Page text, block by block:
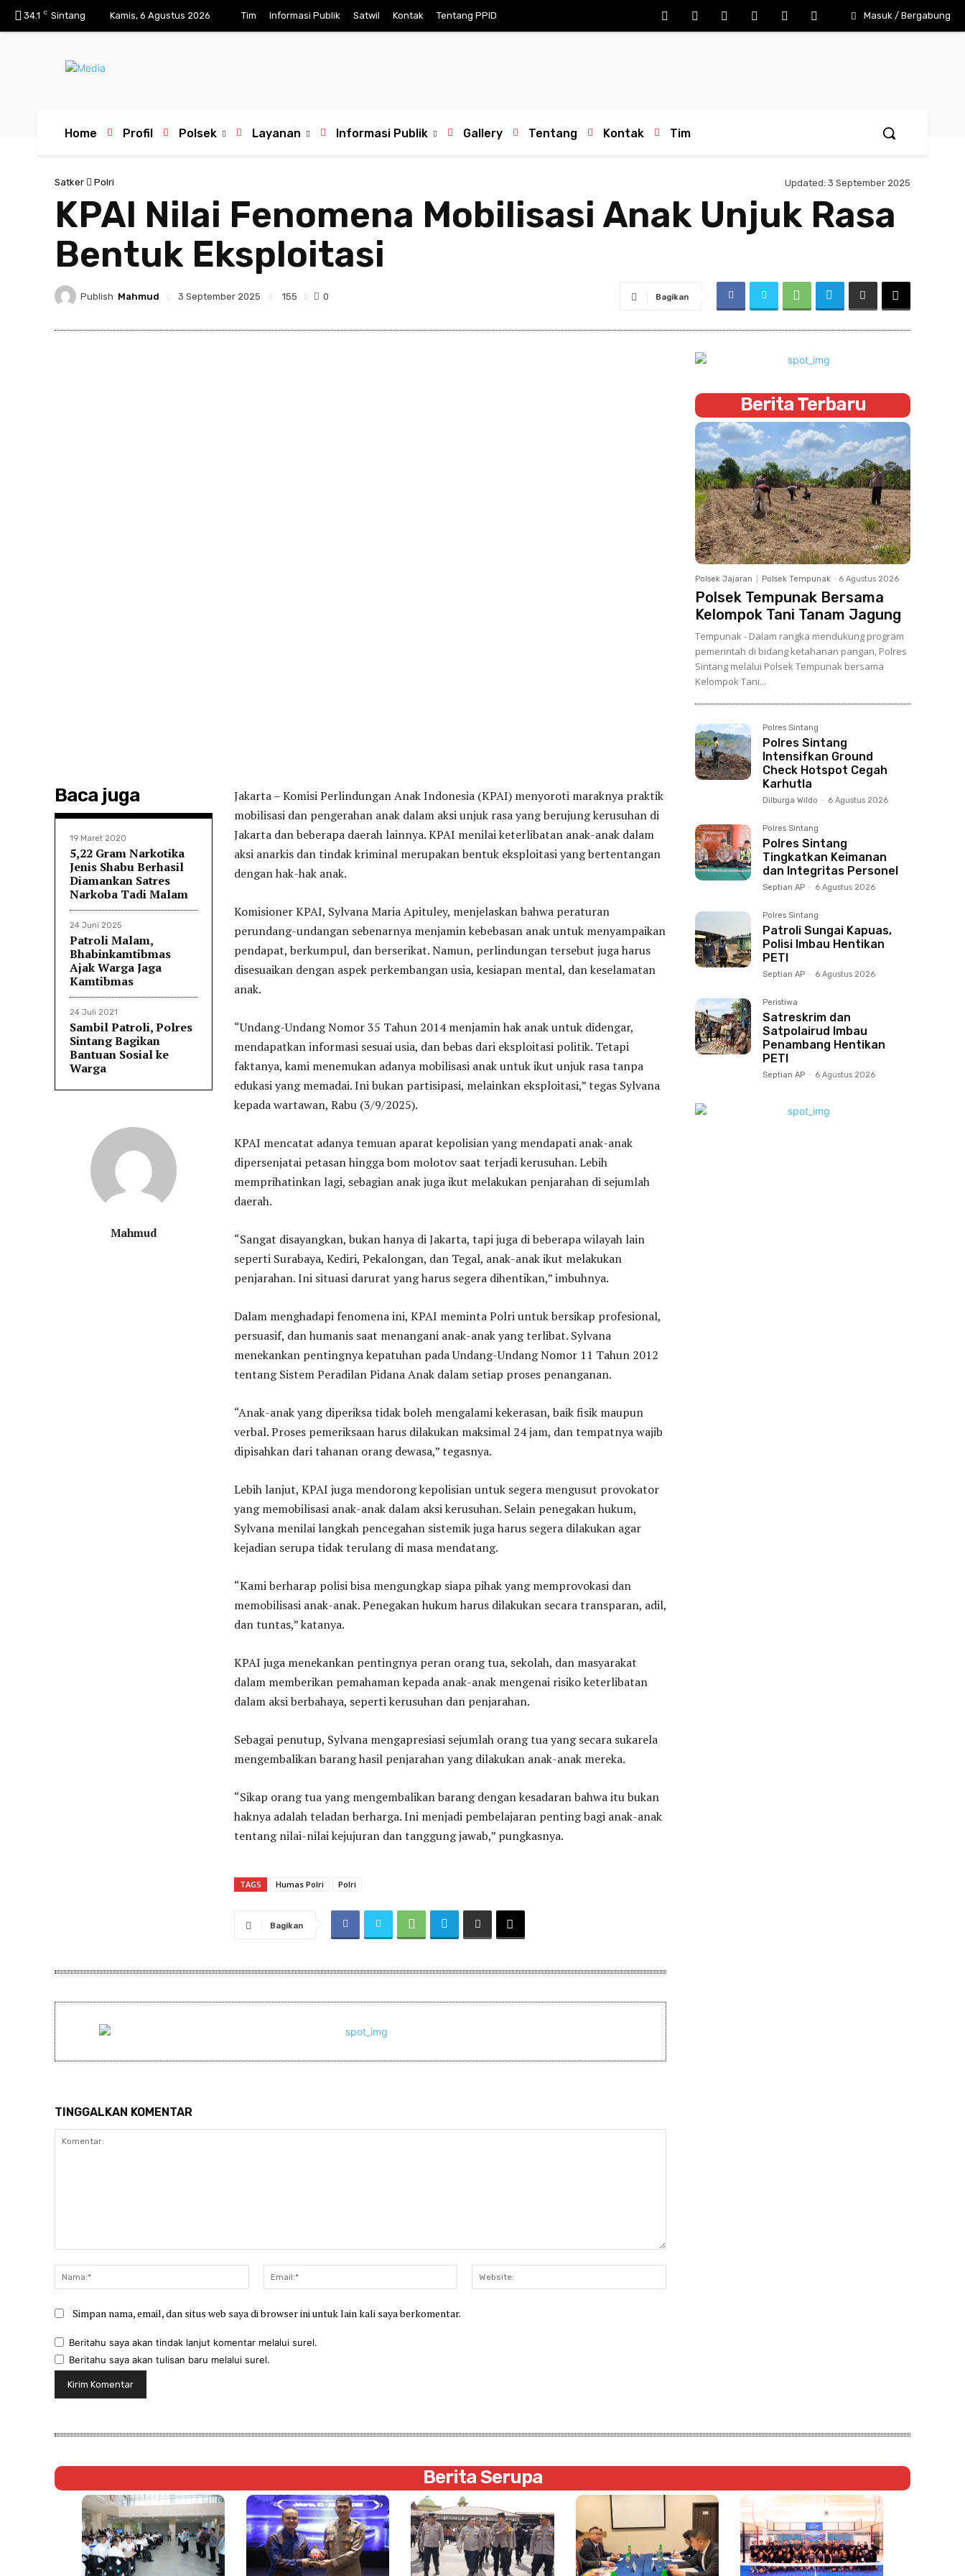
34.1 C Sintang Kamis, 6 Agustus 2026 Tim Informasi Publik Satwil Kontak Tentang PPID Masuk / Bergabung
Home Profil Polsek Layanan Informasi Publik Gallery Tentang Kontak Tim
Satker Polri Updated: 3 September 2025
KPAI Nilai Fenomena Mobilisasi Anak Unjuk Rasa
Bentuk Eksploitasi
Publish Mahmud 3 September 2025 155 0 Bagikan
Baca juga
19 Maret 2020
5,22 Gram Narkotika
Jenis Shabu Berhasil
Diamankan Satres
Narkoba Tadi Malam
24 Juni 2025
Patroli Malam,
Bhabinkamtibmas
Ajak Warga Jaga
Kamtibmas
24 Juli 2021
Sambil Patroli, Polres
Sintang Bagikan
Bantuan Sosial ke
Warga
Mahmud
Jakarta – Komisi Perlindungan Anak Indonesia (KPAI) menyoroti maraknya praktik
mobilisasi dan pengerahan anak dalam aksi unjuk rasa yang berujung kerusuhan di
Jakarta dan beberapa daerah lainnya. KPAI menilai keterlibatan anak-anak dalam
aksi anarkis dan tindak kriminal merupakan bentuk eksploitasi yang bertentangan
dengan hak-hak anak.
Komisioner KPAI, Sylvana Maria Apituley, menjelaskan bahwa peraturan
perundang-undangan sebenarnya menjamin kebebasan anak untuk menyampaikan
pendapat, berkumpul, dan berserikat. Namun, perlindungan tersebut juga harus
disesuaikan dengan aspek perkembangan usia, kesiapan mental, dan keselamatan
anak.
“Undang-Undang Nomor 35 Tahun 2014 menjamin hak anak untuk didengar,
mendapatkan informasi sesuai usia, dan bebas dari eksploitasi politik. Tetapi
faktanya, kami menemukan adanya mobilisasi anak untuk ikut unjuk rasa tanpa
edukasi yang memadai. Ini bukan partisipasi, melainkan eksploitasi,” tegas Sylvana
kepada wartawan, Rabu (3/9/2025).
KPAI mencatat adanya temuan aparat kepolisian yang mendapati anak-anak
dipersenjatai petasan hingga bom molotov saat terjadi kerusuhan. Lebih
memprihatinkan lagi, sebagian anak juga ikut melakukan penjarahan di sejumlah
daerah.
“Sangat disayangkan, bukan hanya di Jakarta, tapi juga di beberapa wilayah lain
seperti Surabaya, Kediri, Pekalongan, dan Tegal, anak-anak ikut melakukan
penjarahan. Ini situasi darurat yang harus segera dihentikan,” imbuhnya.
Dalam menghadapi fenomena ini, KPAI meminta Polri untuk bersikap profesional,
persuasif, dan humanis saat menangani anak-anak yang terlibat. Sylvana
menekankan pentingnya kepatuhan pada Undang-Undang Nomor 11 Tahun 2012
tentang Sistem Peradilan Pidana Anak dalam setiap proses penanganan.
“Anak-anak yang diperiksa tidak boleh mengalami kekerasan, baik fisik maupun
verbal. Proses pemeriksaan harus dilakukan maksimal 24 jam, dan tempatnya wajib
dipisahkan dari tahanan orang dewasa,” tegasnya.
Lebih lanjut, KPAI juga mendorong kepolisian untuk segera mengusut provokator
yang memobilisasi anak-anak dalam aksi kerusuhan. Selain penegakan hukum,
Sylvana menilai langkah pencegahan sistemik juga harus segera dilakukan agar
kejadian serupa tidak terulang di masa mendatang.
“Kami berharap polisi bisa mengungkap siapa pihak yang memprovokasi dan
memobilisasi anak-anak. Penegakan hukum harus dilakukan secara transparan, adil,
dan tuntas,” katanya.
KPAI juga menekankan pentingnya peran orang tua, sekolah, dan masyarakat
dalam memberikan pemahaman kepada anak-anak mengenai risiko keterlibatan
dalam aksi berbahaya, seperti kerusuhan dan penjarahan.
Sebagai penutup, Sylvana mengapresiasi sejumlah orang tua yang secara sukarela
mengembalikan barang hasil penjarahan yang dilakukan anak-anak mereka.
“Sikap orang tua yang mengembalikan barang dengan kesadaran bahwa itu bukan
haknya adalah teladan berharga. Ini menjadi pembelajaran penting bagi anak-anak
tentang nilai-nilai kejujuran dan tanggung jawab,” pungkasnya.
TAGS Humas Polri Polri
Bagikan
TINGGALKAN KOMENTAR
Nama:*
Email:*
Simpan nama, email, dan situs web saya di browser ini untuk lain kali saya berkomentar.
Beritahu saya akan tindak lanjut komentar melalui surel.
Beritahu saya akan tulisan baru melalui surel.
Berita Terbaru
Polsek Jajaran Polsek Tempunak - 6 Agustus 2026
Polsek Tempunak Bersama
Kelompok Tani Tanam Jagung
Tempunak - Dalam rangka mendukung program
pemerintah di bidang ketahanan pangan, Polres
Sintang melalui Polsek Tempunak bersama
Kelompok Tani...
Polres Sintang
Polres Sintang
Intensifkan Ground
Check Hotspot Cegah
Karhutla
Dilburga Wildo - 6 Agustus 2026
Polres Sintang
Polres Sintang
Tingkatkan Keimanan
dan Integritas Personel
Septian AP - 6 Agustus 2026
Polres Sintang
Patroli Sungai Kapuas,
Polisi Imbau Hentikan
PETI
Septian AP - 6 Agustus 2026
Peristiwa
Satreskrim dan
Satpolairud Imbau
Penambang Hentikan
PETI
Septian AP - 6 Agustus 2026
Berita Serupa